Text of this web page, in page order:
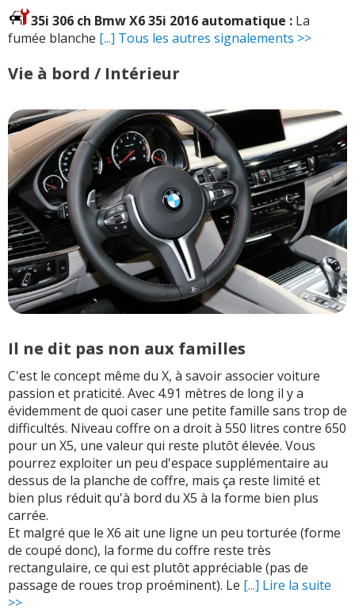
35i 306 ch Bmw X6 35i 2016 automatique : La
fumée blanche [...] Tous les autres signalements >>
Vie à bord / Intérieur
Il ne dit pas non aux familles
C'est le concept même du X, à savoir associer voiture
passion et praticité. Avec 4.91 mètres de long il y a
évidemment de quoi caser une petite famille sans trop de
difficultés. Niveau coffre on a droit à 550 litres contre 650
pour un X5, une valeur qui reste plutôt élevée. Vous
pourrez exploiter un peu d'espace supplémentaire au
dessus de la planche de coffre, mais ça reste limité et
bien plus réduit qu'à bord du X5 à la forme bien plus
carrée.
Et malgré que le X6 ait une ligne un peu torturée (forme
de coupé donc), la forme du coffre reste très
rectangulaire, ce qui est plutôt appréciable (pas de
passage de roues trop proéminent). Le [...] Lire la suite
>>